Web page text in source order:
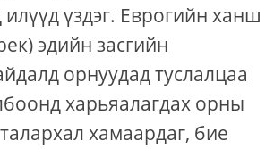
илүүд үздэг. Еврогийн ханш
эдийн засгийн
орнуудад туслалцаа
харьяалагдах орны
хамаардаг, бие